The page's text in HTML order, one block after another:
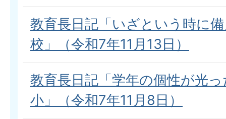
教育長日記「いざという時に
校」（令和7年11月13日）
教育長日記「学年の個性が光
小」（令和7年11月8日）